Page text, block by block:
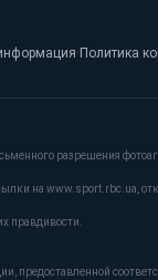
· Политика
разрешения
на www.sport.rbc.ua,
правдивости.
предоставленной